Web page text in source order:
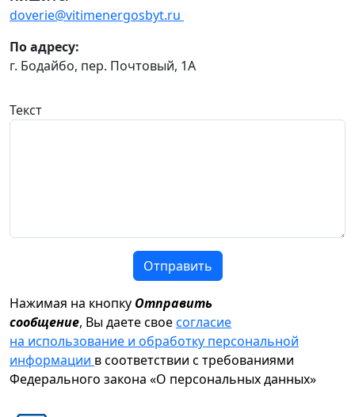
doverie@vitimenergosbyt.ru
По адресу:
г. Бодайбо, пер. Почтовый, 1А
Текст
Отправить
Нажимая на кнопку Отправить
сообщение, Вы даете своесогласие
на использование и обработку персональной
информации в соответствии с требованиями
Федерального закона «О персональных данных»